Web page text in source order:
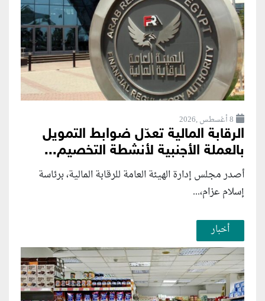
8 أغسطس ,2026
الرقابة المالية تعدّل ضوابط التمويل
بالعملة الأجنبية لأنشطة التخصيم...
أصدر مجلس إدارة الهيئة العامة للرقابة المالية، برئاسة
إسلام عزام،...
أخبار